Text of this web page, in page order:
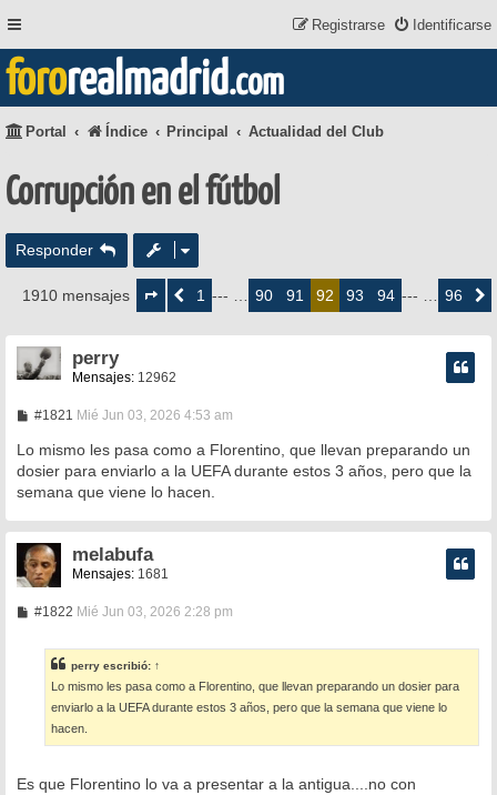
Identificarse
Registrarse
fororealmadrid.com
Portal Índice Principal Actualidad del Club
Corrupción en el fútbol
Responder
1910 mensajes
Página
deAnterior1 --- … 90 91 92 93 94 --- … 96
perry
Mensajes: 12962
#1821 M
n
a
j
Mié Jun 03, 2026 4:53 am
Lo mismo les pasa como a Florentino, que llevan preparando un
dosier para enviarlo a la UEFA durante estos 3 años, pero que la
semana que viene lo hacen.
melabufa
Mensajes: 1681
#1822M
a
j
e
Mié Jun 03, 2026 2:28 pm
perry escribió: ↑
Lo mismo les pasa como a Florentino, que llevan preparando un dosier para
enviarlo a la UEFA durante estos 3 años, pero que la semana que viene lo
hacen.
Es que Florentino lo va a presentar a la antigua....no con